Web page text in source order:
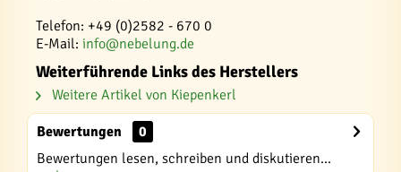
Telefon: +49 (0)2582 - 670 0
E-Mail: info@nebelung.de
Weiterführende Links des Herstellers
Weitere Artikel von Kiepenkerl
Bewertungen
0
Bewertungen lesen, schreiben und diskutieren...